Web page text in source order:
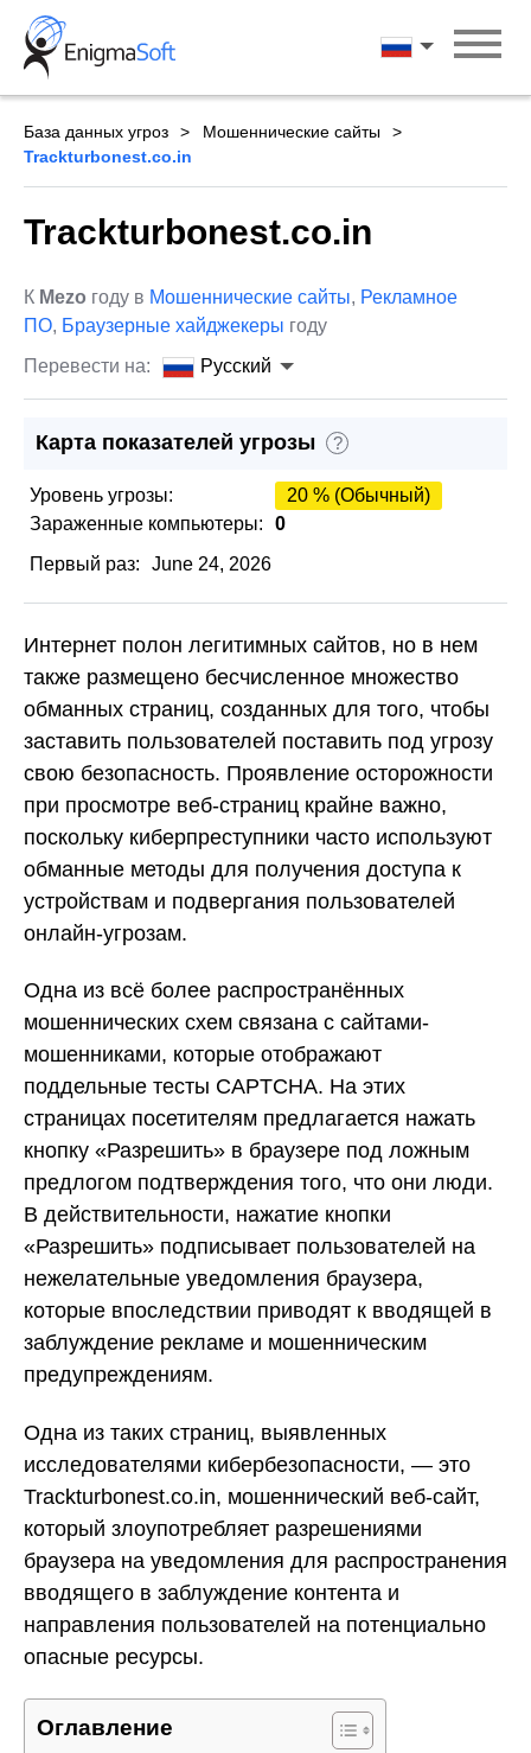
Skip
content
Русский
База данных угроз
Мошеннические сайты
Trackturbonest.co.in
Trackturbonest.co.in
К Mezo году в Мошеннические сайты, Рекламное
ПО, Браузерные хайджекеры году
Перевести на:
Русский
Карта показателей угрозы ?
Уровень угрозы:
20 % (Обычный)
Зараженные компьютеры:
0
Первый раз:
June 24, 2026
Интернет полон легитимных сайтов, но в нем
также размещено бесчисленное множество
обманных страниц, созданных для того, чтобы
заставить пользователей поставить под угрозу
свою безопасность. Проявление осторожности
при просмотре веб-страниц крайне важно,
поскольку киберпреступники часто используют
обманные методы для получения доступа к
устройствам и подвергания пользователей
онлайн-угрозам.
Одна из всё более распространённых
мошеннических схем связана с сайтами-
мошенниками, которые отображают
поддельные тесты CAPTCHA. На этих
страницах посетителям предлагается нажать
кнопку «Разрешить» в браузере под ложным
предлогом подтверждения того, что они люди.
В действительности, нажатие кнопки
«Разрешить» подписывает пользователей на
нежелательные уведомления браузера,
которые впоследствии приводят к вводящей в
заблуждение рекламе и мошенническим
предупреждениям.
Одна из таких страниц, выявленных
исследователями кибербезопасности, — это
Trackturbonest.co.in, мошеннический веб-сайт,
который злоупотребляет разрешениями
браузера на уведомления для распространения
вводящего в заблуждение контента и
направления пользователей на потенциально
опасные ресурсы.
Оглавление